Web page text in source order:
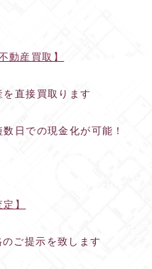
動産買取】
直接買取ります
日での現金化が可能！
】
ご提示を致します